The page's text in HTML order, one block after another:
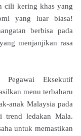
cili kering khas yang
yang luar biasa!
berbisa pada
menjanjikan rasa
Eksekutif
menu terbaharu
anak Malaysia pada
trend ledakan Mala.
untuk memastikan